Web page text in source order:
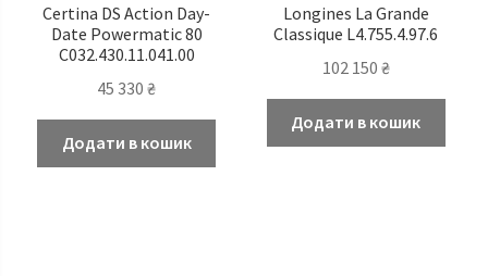
Certina DS Action Day-
Date Powermatic 80
C032.430.11.041.00
45 330₴
Додати в кошик
Longines La Grande
Classique L4.755.4.97.6
102 150 ₴
Додати в кошик